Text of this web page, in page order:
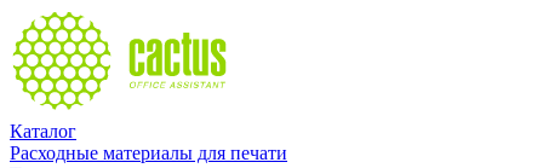
Каталог
Расходные материалы для печати